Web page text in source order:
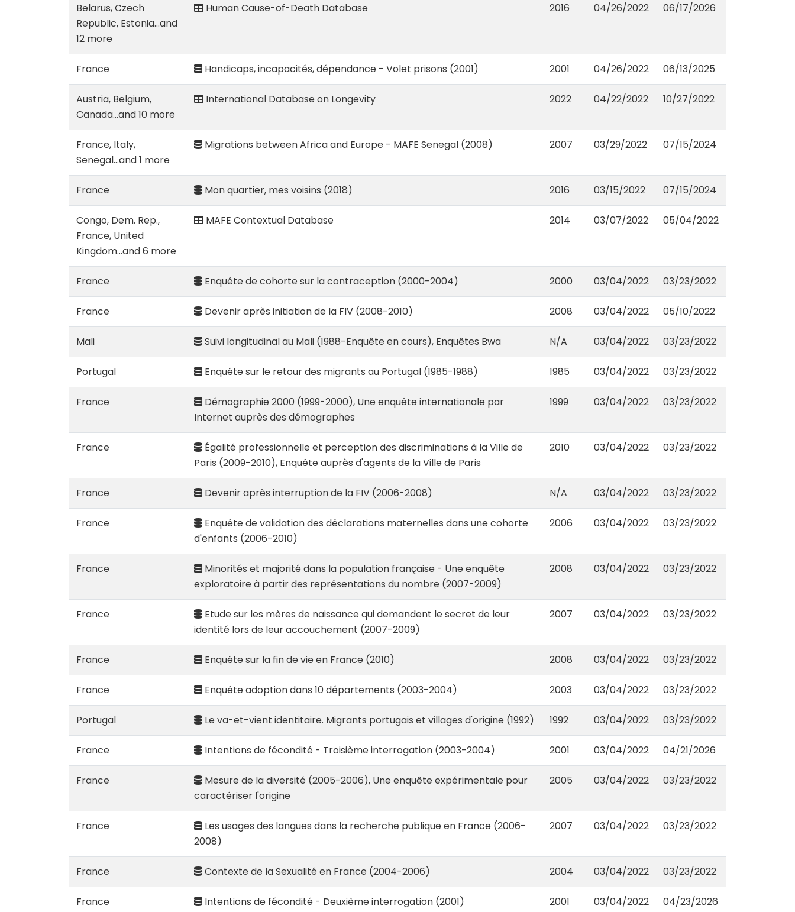
Belarus, Czech
Republic, Estonia...and
12 more
Human Cause-of-Death Database 2016 04/26/2022 06/17/2026
France Handicaps, incapacités, dépendance - Volet prisons (2001) 2001 04/26/2022 06/13/2025
Austria, Belgium,
Canada...and 10 more
International Database on Longevity 2022 04/22/2022 10/27/2022
France, Italy,
Senegal...and 1 more
Migrations between Africa and Europe - MAFE Senegal (2008) 2007 03/29/2022 07/15/2024
France Mon quartier, mes voisins (2018) 2016 03/15/2022 07/15/2024
Congo, Dem. Rep.,
France, United
Kingdom...and 6 more
MAFE Contextual Database 2014 03/07/2022 05/04/2022
France Enquête de cohorte sur la contraception (2000-2004) 2000 03/04/2022 03/23/2022
France Devenir après initiation de la FIV (2008-2010) 2008 03/04/2022 05/10/2022
Mali Suivi longitudinal au Mali (1988-Enquête en cours), Enquêtes Bwa N/A 03/04/2022 03/23/2022
Portugal Enquête sur le retour des migrants au Portugal (1985-1988) 1985 03/04/2022 03/23/2022
France
Démographie 2000 (1999-2000), Une enquête internationale par
Internet auprès des démographes
1999 03/04/2022 03/23/2022
France
Égalité professionnelle et perception des discriminations à la Ville de
Paris (2009-2010), Enquête auprès d'agents de la Ville de Paris
2010 03/04/2022 03/23/2022
France Devenir après interruption de la FIV (2006-2008) N/A 03/04/2022 03/23/2022
France
Enquête de validation des déclarations maternelles dans une cohorte
d'enfants (2006-2010)
2006 03/04/2022 03/23/2022
France
Minorités et majorité dans la population française - Une enquête
exploratoire à partir des représentations du nombre (2007-2009)
2008 03/04/2022 03/23/2022
France
Etude sur les mères de naissance qui demandent le secret de leur
identité lors de leur accouchement (2007-2009)
2007 03/04/2022 03/23/2022
France Enquête sur la fin de vie en France (2010) 2008 03/04/2022 03/23/2022
France Enquête adoption dans 10 départements (2003-2004) 2003 03/04/2022 03/23/2022
Portugal Le va-et-vient identitaire. Migrants portugais et villages d'origine (1992) 1992 03/04/2022 03/23/2022
France Intentions de fécondité - Troisième interrogation (2003-2004) 2001 03/04/2022 04/21/2026
France
Mesure de la diversité (2005-2006), Une enquête expérimentale pour
caractériser l'origine
2005 03/04/2022 03/23/2022
France
Les usages des langues dans la recherche publique en France (2006-
2008)
2007 03/04/2022 03/23/2022
France Contexte de la Sexualité en France (2004-2006) 2004 03/04/2022 03/23/2022
France Intentions de fécondité - Deuxième interrogation (2001) 2001 03/04/2022 04/23/2026